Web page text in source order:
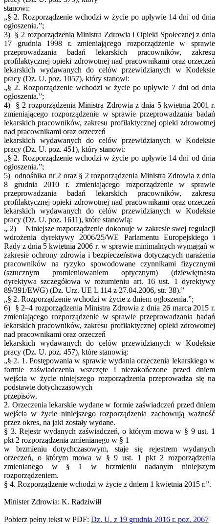
stanowi:
„§ 2. Rozporządzenie wchodzi w życie po upływie 14 dni od dnia
ogłoszenia.”;
3) § 2 rozporządzenia Ministra Zdrowia i Opieki Społecznej z dnia
17 grudnia 1998 r. zmieniającego rozporządzenie w sprawie
przeprowadzania badań lekarskich pracowników, zakresu
profilaktycznej opieki zdrowotnej nad pracownikami oraz orzeczeń
lekarskich wydawanych do celów przewidzianych w Kodeksie
pracy (Dz. U. poz. 1057), który stanowi:
„§ 2. Rozporządzenie wchodzi w życie po upływie 7 dni od dnia
ogłoszenia.”;
4) § 2 rozporządzenia Ministra Zdrowia z dnia 5 kwietnia 2001 r.
zmieniającego rozporządzenie w sprawie przeprowadzania badań
lekarskich pracowników, zakresu profilaktycznej opieki zdrowotnej
nad pracownikami oraz orzeczeń
lekarskich wydawanych do celów przewidzianych w Kodeksie
pracy (Dz. U. poz. 451), który stanowi:
„§ 2. Rozporządzenie wchodzi w życie po upływie 14 dni od dnia
ogłoszenia.”;
5) odnośnika nr 2 oraz § 2 rozporządzenia Ministra Zdrowia z dnia
8 grudnia 2010 r. zmieniającego rozporządzenie w sprawie
przeprowadzania badań lekarskich pracowników, zakresu
profilaktycznej opieki zdrowotnej nad pracownikami oraz orzeczeń
lekarskich wydawanych do celów przewidzianych w Kodeksie
pracy (Dz. U. poz. 1611), które stanowią:
„ 2) Niniejsze rozporządzenie dokonuje w zakresie swej regulacji
wdrożenia dyrektywy 2006/25/WE Parlamentu Europejskiego i
Rady z dnia 5 kwietnia 2006 r. w sprawie minimalnych wymagań w
zakresie ochrony zdrowia i bezpieczeństwa dotyczących narażenia
pracowników na ryzyko spowodowane czynnikami fizycznymi
(sztucznym promieniowaniem optycznym) (dziewiętnasta
dyrektywa szczegółowa w rozumieniu art. 16 ust. 1 dyrektywy
89/391/EWG) (Dz. Urz. UE L 114 z 27.04.2006, str. 38).”
„§ 2. Rozporządzenie wchodzi w życie z dniem ogłoszenia.”;
6) § 2‒4 rozporządzenia Ministra Zdrowia z dnia 26 marca 2015 r.
zmieniającego rozporządzenie w sprawie przeprowadzania badań
lekarskich pracowników, zakresu profilaktycznej opieki zdrowotnej
nad pracownikami oraz orzeczeń
lekarskich wydawanych do celów przewidzianych w Kodeksie
pracy (Dz. U. poz. 457), które stanowią:
„§ 2. 1. Postępowania w sprawie wydania orzeczenia lekarskiego w
formie zaświadczenia wszczęte i niezakończone przed dniem
wejścia w życie niniejszego rozporządzenia przeprowadza się na
podstawie dotychczasowych
przepisów.
2. Orzeczenia lekarskie wydane w formie zaświadczeń przed dniem
wejścia w życie niniejszego rozporządzenia zachowują ważność
przez okres, na jaki zostały wydane.
§ 3. Rejestr wydanych zaświadczeń, o którym mowa w § 9 ust. 1
pkt 2 rozporządzenia zmienianego w § 1
w brzmieniu dotychczasowym, staje się rejestrem wydanych
orzeczeń, o którym mowa w § 9 ust. 1 pkt 2 rozporządzenia
zmienianego w § 1 w brzmieniu nadanym niniejszym
rozporządzeniem.
§ 4. Rozporządzenie wchodzi w życie z dniem 1 kwietnia 2015 r.”.
Minister Zdrowia: K. Radziwiłł
Pobierz pełny tekst w PDF: Dz. U. z 19 grudnia 2016 r. poz. 2067